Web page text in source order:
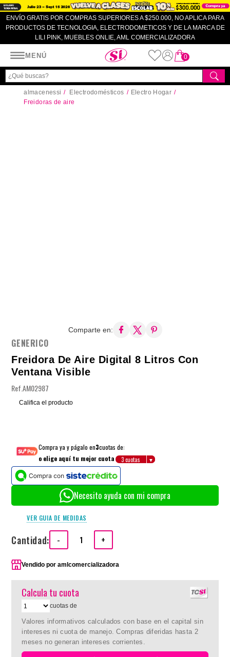
ENVÍO GRATIS POR COMPRAS SUPERIORES A $250.000, NO APLICA PARA
PRODUCTOS DE TECNOLOGIA, ELECTRODOMETICOS Y DE LA MARCA DE
LILI PINK, MUEBLES ONLIE, AML COMERCIALIZADORA
MENÚ
Almacenes SI
0
almacenessi Electrodomésticos
Electro Hogar
Freidoras de aire
Comparte en:
GENERICO
Freidora De Aire Digital 8 Litros Con
Ventana Visible
Ref.AM02987
Califica el producto
Compra ya y págalo en3cuotas de:
o elige aquí tu mejor cuota
Necesito ayuda con mi compra
VER GUIA DE MEDIDAS
Cantidad: - +
Vendido poramlcomercializadora
Calcula tu cuota
cuotas de
Valores informativos calculados con base en el capital sin
intereses ni cuota de manejo. Compras diferidas hasta 2
meses no generan intereses corrientes.